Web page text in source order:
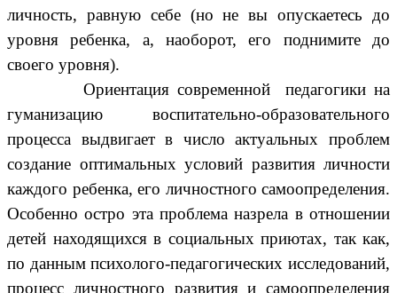
личность, равную себе (но не вы опускаетесь до
уровня ребенка, а, наоборот, его поднимите до
своего уровня).
Ориентация современной педагогики на
гуманизацию воспитательно-образовательного
процесса выдвигает в число актуальных проблем
создание оптимальных условий развития личности
каждого ребенка, его личностного самоопределения.
Особенно остро эта проблема назрела в отношении
детей находящихся в социальных приютах, так как,
по данным психолого-педагогических исследований,
процесс личностного развития и самоопределения